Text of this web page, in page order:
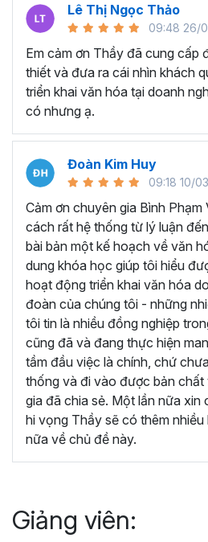
Lê Thị Ngọc Thảo
09:48 26/
Em cảm ơn Thầy đã cung cấp
thiết và đưa ra cái nhìn khách
triển khai văn hóa tại doanh
có nhưng ạ.
Đoàn Kim Huy
09:18 10/
Cảm ơn chuyên gia Bình
cách rất hệ thống từ lý luận
bài bản một kế hoạch về văn
dung khóa học giúp tôi hiểu
hoạt động triển khai văn hóa
đoàn của chúng tôi - những
tôi tin là nhiều đồng nghiệp
cũng đã và đang thực hiện
tầm đầu việc là chính, chứ
thống và đi vào được bản
gia đã chia sẻ. Một lần nữa xin
hi vọng Thầy sẽ có thêm
nữa về chủ đề này.
Giảng viên: